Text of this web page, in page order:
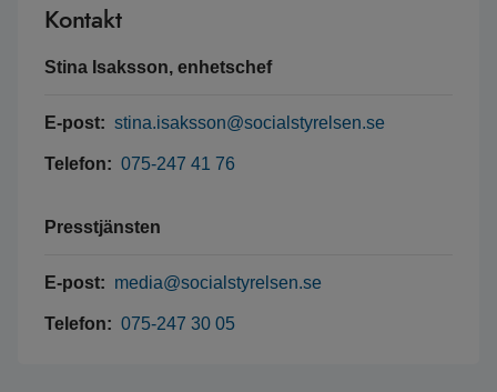
Kontakt
Stina Isaksson, enhetschef
E-post: stina.isaksson@socialstyrelsen.se
Telefon: 075-247 41 76
Presstjänsten
E-post: media@socialstyrelsen.se
Telefon: 075-247 30 05